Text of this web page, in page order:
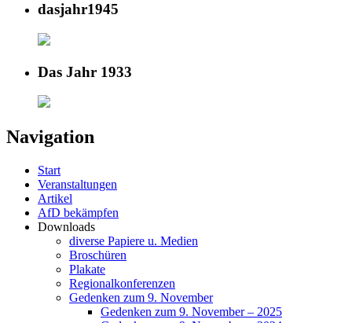
dasjahr1945
Das Jahr 1933
Navigation
Start
Veranstaltungen
Artikel
AfD bekämpfen
Downloads
diverse Papiere u. Medien
Broschüren
Plakate
Regionalkonferenzen
Gedenken zum 9. November
Gedenken zum 9. November – 2025